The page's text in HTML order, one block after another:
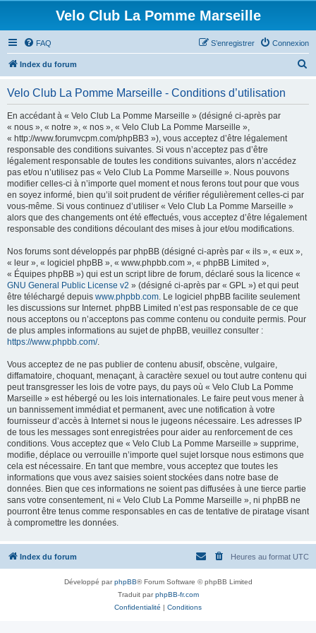
Velo Club La Pomme Marseille
FAQ Connexion
S’enregistrer
Index du forum
Velo Club La Pomme Marseille - Conditions d’utilisation
En accédant à « Velo Club La Pomme Marseille » (désigné ci-après par
« nous », « notre », « nos », « Velo Club La Pomme Marseille »,
« http://www.forumvcpm.com/phpBB3 »), vous acceptez d’être légalement
responsable des conditions suivantes. Si vous n’acceptez pas d’être
légalement responsable de toutes les conditions suivantes, alors n’accédez
pas et/ou n’utilisez pas « Velo Club La Pomme Marseille ». Nous pouvons
modifier celles-ci à n’importe quel moment et nous ferons tout pour que vous
en soyez informé, bien qu’il soit prudent de vérifier régulièrement celles-ci par
vous-même. Si vous continuez d’utiliser « Velo Club La Pomme Marseille »
alors que des changements ont été effectués, vous acceptez d’être légalement
responsable des conditions découlant des mises à jour et/ou modifications.
Nos forums sont développés par phpBB (désigné ci-après par « ils », « eux »,
« leur », « logiciel phpBB », « www.phpbb.com », « phpBB Limited »,
« Équipes phpBB ») qui est un script libre de forum, déclaré sous la licence «
GNU General Public License v2 » (désigné ci-après par « GPL ») et qui peut
être téléchargé depuis www.phpbb.com. Le logiciel phpBB facilite seulement
les discussions sur Internet. phpBB Limited n’est pas responsable de ce que
nous acceptons ou n’acceptons pas comme contenu ou conduite permis. Pour
de plus amples informations au sujet de phpBB, veuillez consulter :
https://www.phpbb.com/.
Vous acceptez de ne pas publier de contenu abusif, obscène, vulgaire,
diffamatoire, choquant, menaçant, à caractère sexuel ou tout autre contenu qui
peut transgresser les lois de votre pays, du pays où « Velo Club La Pomme
Marseille » est hébergé ou les lois internationales. Le faire peut vous mener à
un bannissement immédiat et permanent, avec une notification à votre
fournisseur d’accès à Internet si nous le jugeons nécessaire. Les adresses IP
de tous les messages sont enregistrées pour aider au renforcement de ces
conditions. Vous acceptez que « Velo Club La Pomme Marseille » supprime,
modifie, déplace ou verrouille n’importe quel sujet lorsque nous estimons que
cela est nécessaire. En tant que membre, vous acceptez que toutes les
informations que vous avez saisies soient stockées dans notre base de
données. Bien que ces informations ne soient pas diffusées à une tierce partie
sans votre consentement, ni « Velo Club La Pomme Marseille », ni phpBB ne
pourront être tenus comme responsables en cas de tentative de piratage visant
à compromettre les données.
Index du forum Heures au format UTC
Développé parphpBB® Forum Software © phpBB Limited
Traduit parphpBB-fr.com
Confidentialité | Conditions